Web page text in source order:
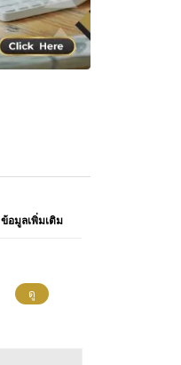
ข้อมูลเพิ่มเติม
ดู